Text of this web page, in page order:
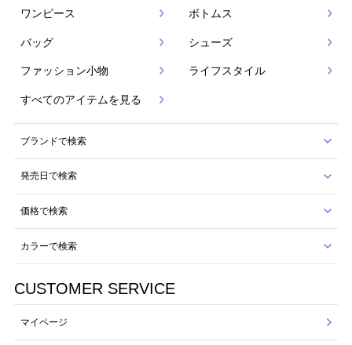
ワンピース ボトムス
バッグ シューズ
ファッション小物 ライフスタイル
すべてのアイテムを見る
ブランドで検索
発売日で検索
価格で検索
カラーで検索
CUSTOMER SERVICE
マイページ